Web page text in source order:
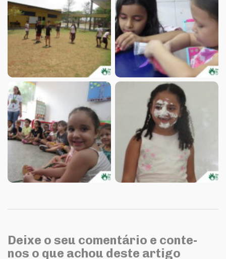
Deixe o seu comentário e conte-
nos o que achou deste artigo